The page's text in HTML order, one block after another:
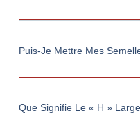
Puis-Je Mettre Mes
Que Signifie Le « H »